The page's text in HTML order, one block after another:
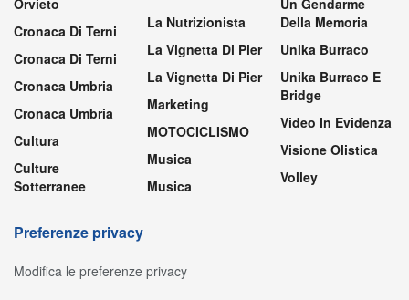
Cronaca Di Terni
Cronaca Di Terni
Cronaca Umbria
Cronaca Umbria
Cultura
Culture
Sotterranee
La Nutrizionista
La Vignetta Di Pier
La Vignetta Di Pier
Marketing
MOTOCICLISMO
Musica
Musica
Della Memoria
Unika Burraco
Unika Burraco E
Bridge
Video In Evidenza
Visione Olistica
Volley
Preferenze privacy
Modifica le preferenze privacy